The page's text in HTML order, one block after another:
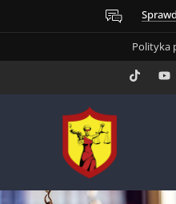
Polityka